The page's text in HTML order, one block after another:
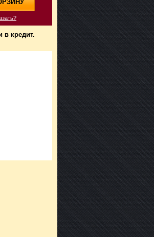
в кредит.